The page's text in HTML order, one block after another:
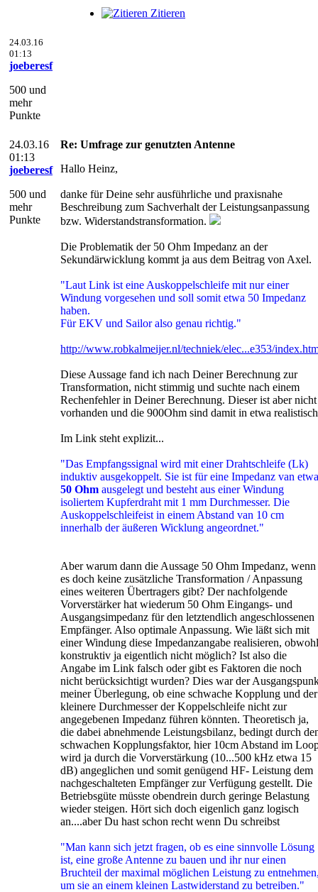
Zitieren
24.03.16
01:13
joeberesf
500 und
mehr
Punkte
24.03.16
01:13
joeberesf
500 und
mehr
Punkte
Re: Umfrage zur genutzten Antenne
Hallo Heinz,
danke für Deine sehr ausführliche und praxisnahe
Beschreibung zum Sachverhalt der Leistungsanpassung
bzw. Widerstandstransformation.
Die Problematik der 50 Ohm Impedanz an der
Sekundärwicklung kommt ja aus dem Beitrag von Axel.
"Laut Link ist eine Auskoppelschleife mit nur einer
Windung vorgesehen und soll somit etwa 50 Impedanz
haben.
Für EKV und Sailor also genau richtig."
http://www.robkalmeijer.nl/techniek/elec...e353/
Diese Aussage fand ich nach Deiner Berechnung zur
Transformation, nicht stimmig und suchte nach einem
Rechenfehler in Deiner Berechnung. Dieser ist aber nicht
vorhanden und die 900Ohm sind damit in etwa
Im Link steht explizit...
"Das Empfangssignal wird mit einer Drahtschleife (Lk)
induktiv ausgekoppelt. Sie ist für eine Impedanz van etwa
50 Ohm ausgelegt und besteht aus einer Windung
isoliertem Kupferdraht mit 1 mm Durchmesser. Die
Auskoppelschleifeist in einem Abstand van 10 cm
innerhalb der äußeren Wicklung angeordnet."
Aber warum dann die Aussage 50 Ohm Impedanz, wenn
es doch keine zusätzliche Transformation / Anpassung
eines weiteren Übertragers gibt? Der nachfolgende
Vorverstärker hat wiederum 50 Ohm Eingangs- und
Ausgangsimpedanz für den letztendlich angeschlossenen
Empfänger. Also optimale Anpassung. Wie läßt sich mit
einer Windung diese Impedanzangabe realisieren, obwohl
konstruktiv ja eigentlich nicht möglich? Ist also die
Angabe im Link falsch oder gibt es Faktoren die noch
nicht berücksichtigt wurden? Dies war der
meiner Überlegung, ob eine schwache Kopplung und der
kleinere Durchmesser der Koppelschleife nicht zur
angegebenen Impedanz führen könnten. Theoretisch ja,
die dabei abnehmende Leistungsbilanz, bedingt durch
schwachen Kopplungsfaktor, hier 10cm Abstand im
wird ja durch die Vorverstärkung (10...500 kHz etwa 15
dB) angeglichen und somit genügend HF- Leistung dem
nachgeschalteten Empfänger zur Verfügung gestellt. Die
Betriebsgüte müsste obendrein durch geringe Belastung
wieder steigen. Hört sich doch eigenlich ganz logisch
an....aber Du hast schon recht wenn Du schreibst
"Man kann sich jetzt fragen, ob es eine sinnvolle Lösung
ist, eine große Antenne zu bauen und ihr nur einen
Bruchteil der maximal möglichen Leistung zu
um sie an einem kleinen Lastwiderstand zu betreiben."